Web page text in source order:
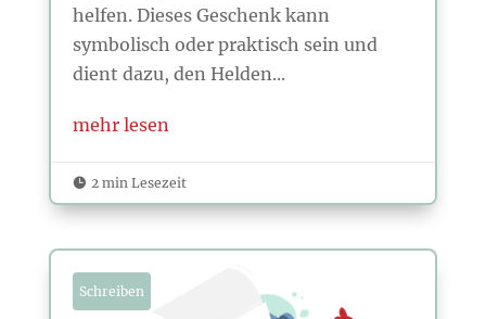
helfen. Dieses Geschenk kann
symbolisch oder praktisch sein und
dient dazu, den Helden...
mehr lesen
 2 min Lesezeit
Schreiben